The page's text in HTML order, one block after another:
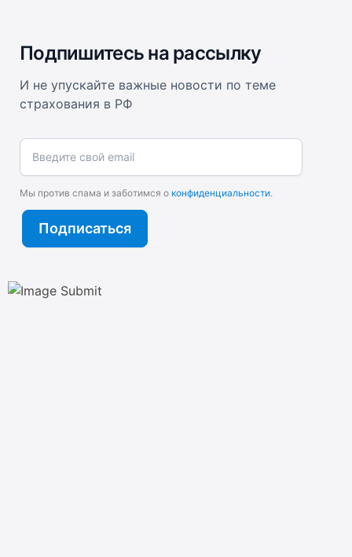
Подпишитесь на рассылку
И не упускайте важные новости по теме
страхования в РФ
Введите свой email
Подписаться
Мы против спама и заботимся о конфиденциальности.